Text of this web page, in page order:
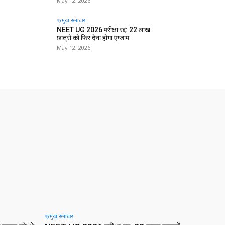
प्रमुख समाचार‎
NEET UG 2026 परीक्षा रद्द: 22 लाख
छात्रों को फिर देना होगा एग्जाम
May 12, 2026
प्रमुख समाचार‎